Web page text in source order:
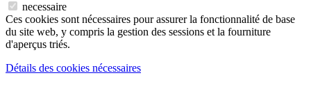
necessaire
Ces cookies sont nécessaires pour assurer la fonctionnalité de base
du site web, y compris la gestion des sessions et la fourniture
d'aperçus triés.
Détails des cookies nécessaires